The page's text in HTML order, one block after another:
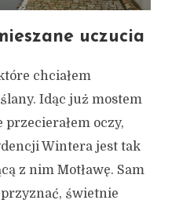
uczucia
chciałem
Idąc już mostem
przecierałem oczy,
Wintera jest tak
z nim Motławę. Sam
świetnie